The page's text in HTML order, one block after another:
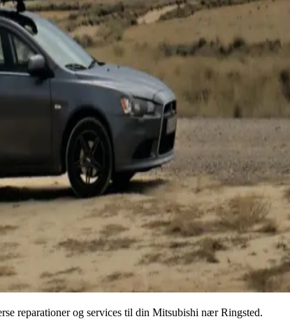
reparationer og services til din Mitsubishi nær Ringsted.